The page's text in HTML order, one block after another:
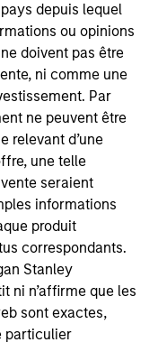
depuis lequel
ou opinions
doivent pas être
ni comme une
Par
ne peuvent être
relevant d’une
une telle
seraient
informations
produit
correspondants.
Stanley
ni n’affirme que les
sont exactes,
particulier
rather than
In the
management,
positioning of the
Globally
matter most—